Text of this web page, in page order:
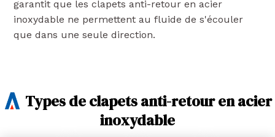
garantit que les clapets anti-retour en acier
inoxydable ne permettent au fluide de s'écouler
que dans une seule direction.
Types de clapets anti-retour en acier
inoxydable